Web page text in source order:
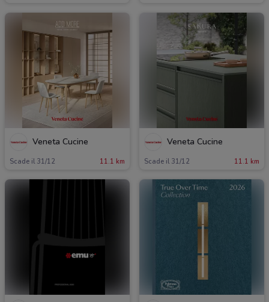
Veneta Cucine
Scade il 31/12 11.1 km
Veneta Cucine
Scade il 31/12 11.1 km